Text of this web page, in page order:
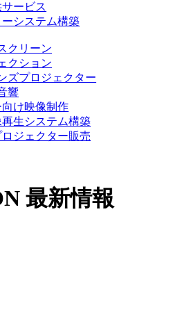
ービス
ーシステム構築
クリーン
クション
ズプロジェクター
響
け映像制作
生システム構築
ジェクター販売
最新情報